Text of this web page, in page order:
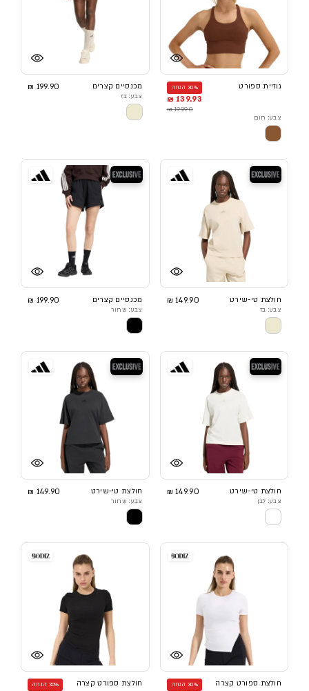
גוזיית ספורט 30% הנחה
139.93 ₪
199.90 ₪
צבע: חום
מכנסיים קצרים 199.90 ₪
צבע: בז
בלעדי
חולצת טי-שירט 149.90 ₪
צבע: בז
בלעדי
מכנסיים קצרים 199.90 ₪
צבע: שחור
בלעדי
חולצת טי-שירט 149.90 ₪
צבע: לבן
בלעדי
חולצת טי-שירט 149.90 ₪
צבע: שחור
חולצת ספורט קצרה 30% הנחה חולצת ספורט קצרה 30% הנחה